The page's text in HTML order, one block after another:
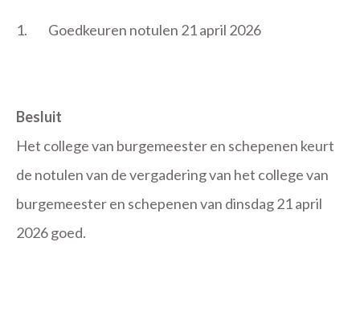
1. Goedkeuren notulen 21 april 2026
Besluit
Het college van burgemeester en schepenen keurt
de notulen van de vergadering van het college van
burgemeester en schepenen van dinsdag 21 april
2026 goed.